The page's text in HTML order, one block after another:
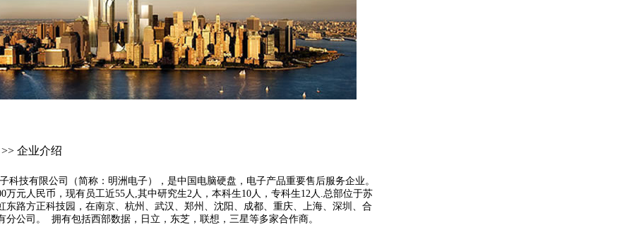
>> 企业介绍
技有限公司（简称：明洲电子），是中国电脑硬盘，电子产品重要售后服务企业。
万元人民币，现有员工近55人,其中研究生2人，本科生10人，专科生12人.总部位于苏
东路方正科技园，在南京、杭州、武汉、郑州、沈阳、成都、重庆、上海、深圳、合
分公司。 拥有包括西部数据，日立，东芝，联想，三星等多家合作商。